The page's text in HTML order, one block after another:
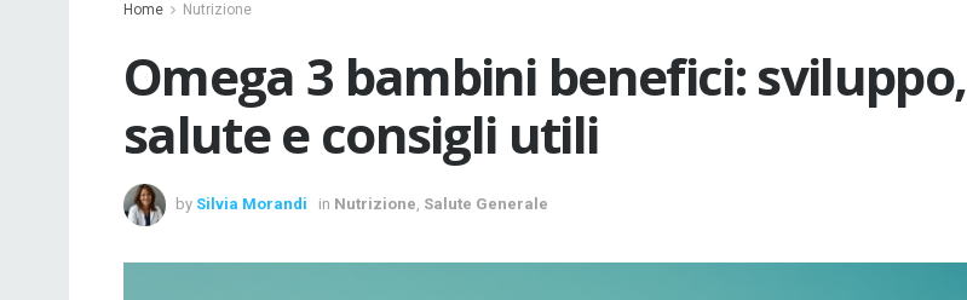
Home Nutrizione
Omega 3 bambini benefici: sviluppo,
salute e consigli utili
by Silvia Morandi in Nutrizione Salute Generale